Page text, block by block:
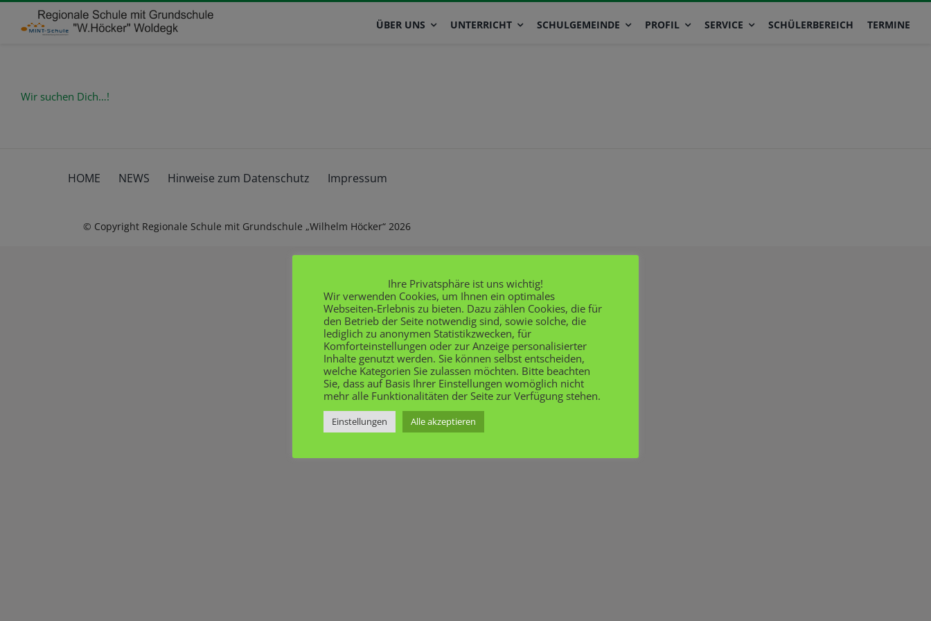
Inhalt
ÜBER UNS UNTERRICHT SCHULGEMEINDE PROFIL SERVICE SCHÜLERBEREICH TERMINE
Wir suchen Dich…!
HOME NEWS Hinweise zum Datenschutz Impressum
© Copyright Regionale Schule mit Grundschule „Wilhelm Höcker“ 2026
Ihre Privatsphäre ist uns wichtig!
Wir verwenden Cookies, um Ihnen ein optimales
Webseiten-Erlebnis zu bieten. Dazu zählen Cookies, die für
den Betrieb der Seite notwendig sind, sowie solche, die
lediglich zu anonymen Statistikzwecken, für
Komforteinstellungen oder zur Anzeige personalisierter
Inhalte genutzt werden. Sie können selbst entscheiden,
welche Kategorien Sie zulassen möchten. Bitte beachten
Sie, dass auf Basis Ihrer Einstellungen womöglich nicht
mehr alle Funktionalitäten der Seite zur Verfügung stehen.
Einstellungen Alle akzeptieren